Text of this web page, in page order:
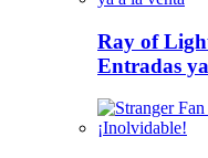
Ray of
Entradas